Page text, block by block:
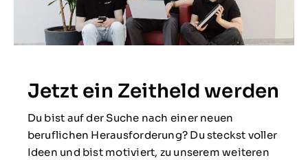
Jetzt ein Zeitheld werden
Du bist auf der Suche nach einer neuen
beruflichen Herausforderung? Du steckst voller
Ideen und bist motiviert, zu unserem weiteren